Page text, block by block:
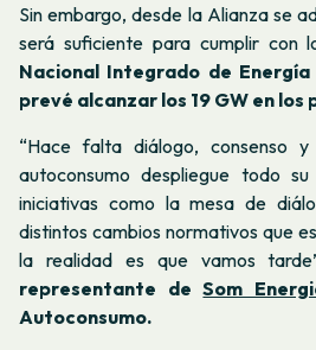
Sin embargo, desde la Alianza se
será suficiente para cumplir con
Nacional Integrado de Energía
prevé alcanzar los 19 GW en los
“Hace falta diálogo, consenso
autoconsumo despliegue todo
iniciativas como la mesa de
distintos cambios normativos que
la realidad es que vamos tarde
representante deSom
Autoconsumo.